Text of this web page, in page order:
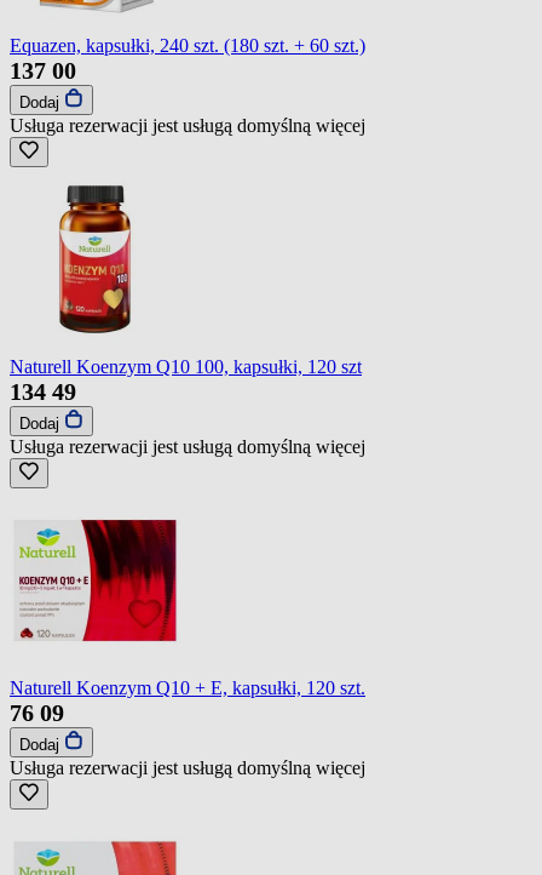
Equazen, kapsułki, 240 szt. (180 szt. + 60 szt.)
137 00
Dodaj
Usługa rezerwacji jest usługą domyślną więcej
Naturell Koenzym Q10 100, kapsułki, 120 szt
134 49
Dodaj
Usługa rezerwacji jest usługą domyślną więcej
Naturell Koenzym Q10 + E, kapsułki, 120 szt.
76 09
Dodaj
Usługa rezerwacji jest usługą domyślną więcej